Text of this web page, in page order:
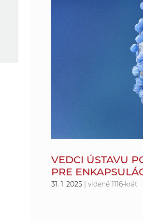
VEDCI ÚSTAVU
PRE
31. 1. 2025 | videné 1116-krát